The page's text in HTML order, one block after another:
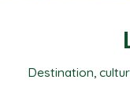
Destination,